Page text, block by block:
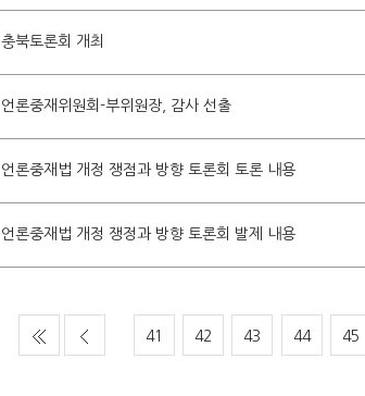
충북토론회 개최
언론중재위원회-부위원장, 감사 선출
언론중재법 개정 쟁점과 방향 토론회 토론 내용
언론중재법 개정 쟁정과 방향 토론회 발제 내용
41 42 43 44 45